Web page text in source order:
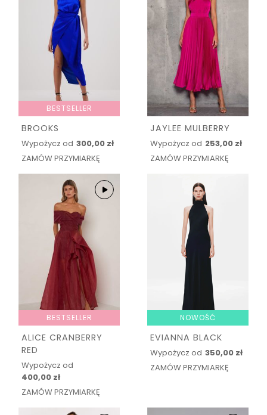
BESTSELLER
BROOKS
Wypożycz od 300,00 zł
ZAMÓW PRZYMIARKĘ
JAYLEE MULBERRY
Wypożycz od 253,00 zł
ZAMÓW PRZYMIARKĘ
BESTSELLER
ALICE CRANBERRY
RED
Wypożycz od
400,00 zł
ZAMÓW PRZYMIARKĘ
NOWOŚĆ
EVIANNA BLACK
Wypożycz od 350,00 zł
ZAMÓW PRZYMIARKĘ